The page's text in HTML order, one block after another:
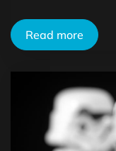
Read more